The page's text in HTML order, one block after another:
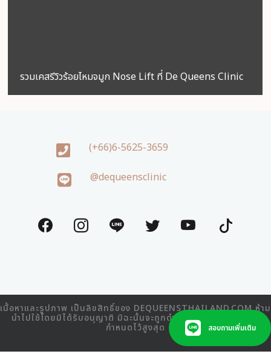
รวมเคสรีวิวร้อยไหมจมูก Nose Lift ที่ De Queens Clinic
(+66)6-5625-3659
@dequeensclinic
สอบถามเพิ่มเติม
เนื้อหาและรูปภาพ เป็นลิขสิทธิ์ของ DEQUEENSTHAILAND.COM ห้าม
นำไปใช้โดยมิได้รับอนุญาติ มิฉะนั้นจะถูกดำเนินคดีตามที่กฎหมาย
กำหนดไว้สูงสุด